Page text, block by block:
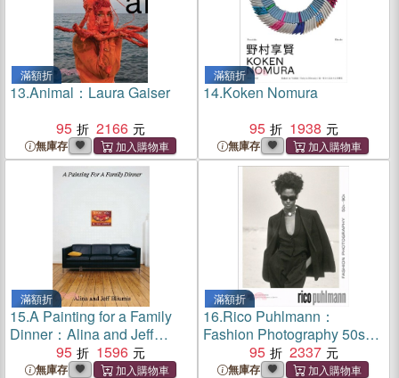
滿額折
13.Animal：Laura Gaiser
95
2166
無庫存
滿額折
14.Koken Nomura
95
1938
無庫存
滿額折
15.A Painting for a Family
Dinner：Alina and Jeff
Bliumis95 1596
無庫存
滿額折
16.Rico Puhlmann：
Fashion Photography 50s–
95 2337
無庫存